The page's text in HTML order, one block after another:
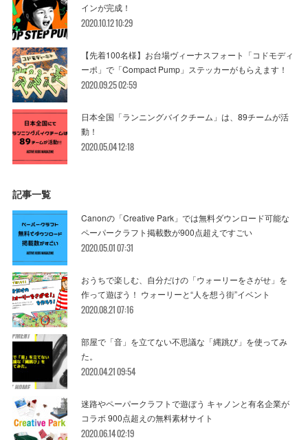
インが完成！
2020.10.12 10:29
【先着100名様】お台場ヴィーナスフォート「コドモディ
ーポ」で「Compact Pump」ステッカーがもらえます！
2020.09.25 02:59
日本全国「ランニングバイクチーム」は、89チームが活
動！
2020.05.04 12:18
記事一覧
Canonの「Creative Park」では無料ダウンロード可能な
ペーパークラフト掲載数が900点超えですごい
2020.05.01 07:31
おうちで楽しむ、自分だけの「ウォーリーをさがせ」を
作って遊ぼう！ ウォーリーと“人を想う街”イベント
2020.08.21 07:16
部屋で「音」を立てない不思議な「縄跳び」を使ってみ
た。
2020.04.21 09:54
迷路やペーパークラフトで遊ぼう キャノンと有名企業が
コラボ 900点超えの無料素材サイト
2020.06.14 02:19